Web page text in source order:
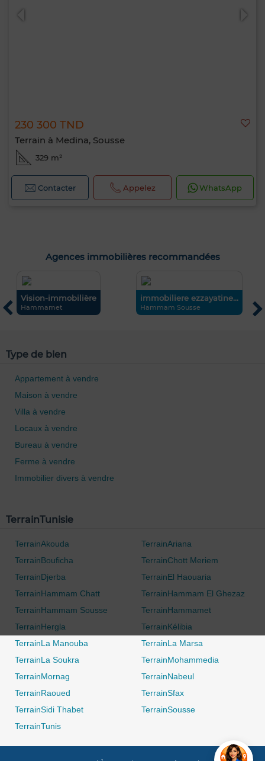
230 300 TND
Terrain à Medina, Sousse
329 m²
Contacter Appelez WhatsApp
Agences immobilières recommandées
Vision-immobilière
Hammamet
immobiliere ezzayatine...
Hammam Sousse
Type de bien
Appartement à vendre
Maison à vendre
Villa à vendre
Locaux à vendre
Bureau à vendre
Ferme à vendre
Immobilier divers à vendre
TerrainTunisie
TerrainAkouda
TerrainAriana
TerrainBouficha
TerrainChott Meriem
TerrainDjerba
TerrainEl Haouaria
TerrainHammam Chatt
TerrainHammam El Ghezaz
TerrainHammam Sousse
TerrainHammamet
TerrainHergla
TerrainKélibia
TerrainLa Manouba
TerrainLa Marsa
TerrainLa Soukra
TerrainMohammedia
TerrainMornag
TerrainNabeul
TerrainRaoued
TerrainSfax
TerrainSidi Thabet
TerrainSousse
TerrainTunis